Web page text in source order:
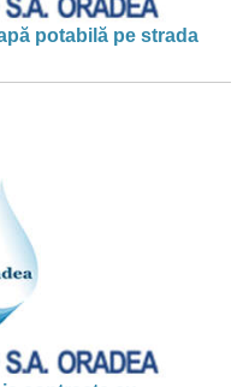
potabilă pe strada